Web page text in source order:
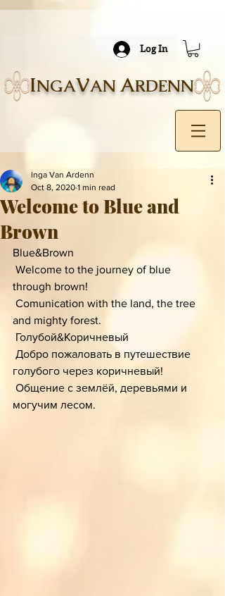
Log In
INGAVAN ARDENN
Welcome to Blue and
Brown
Inga Van Ardenn
Oct 8, 2020 1 min read
Blue&Brown
through brown!
and mighty forest.
Голубой&Коричневый
голубого через коричневый!
могучим лесом.